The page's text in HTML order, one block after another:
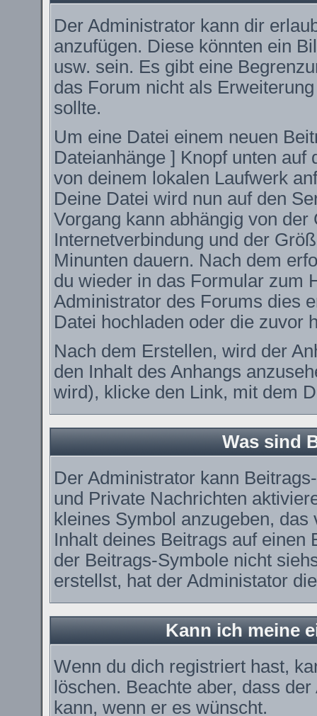
Der Administrator kann dir
anzufügen. Diese könnten ein
usw. sein. Es gibt eine
das Forum nicht als
sollte.
Um eine Datei einem neuen
Dateianhänge ] Knopf unten
von deinem lokalen Laufwerk
Deine Datei wird nun auf den
Vorgang kann abhängig von
Internetverbindung und der
Minunten dauern. Nach dem
du wieder in das Formular zum
Administrator des Forums dies
Datei hochladen oder die zuvor
Nach dem Erstellen, wird der
den Inhalt des Anhangs
wird), klicke den Link, mit dem
Was sind
Der Administrator kann
und Private Nachrichten
kleines Symbol anzugeben,
Inhalt deines Beitrags auf
der Beitrags-Symbole nicht
erstellst, hat der Administator
Kann ich meine
Wenn du dich registriert hast,
löschen. Beachte aber, dass
kann, wenn er es wünscht.